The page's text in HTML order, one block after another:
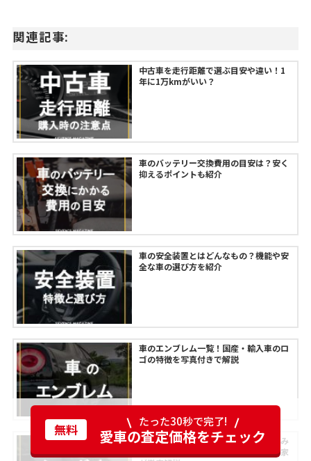
関連記事:
中古車を走行距離で選ぶ目安や違い！1
年に1万kmがいい？
車のバッテリー交換費用の目安は？安く
抑えるポイントも紹介
車の安全装置とはどんなもの？機能や安
全な車の選び方を紹介
車のエンブレム一覧！国産・輸入車のロ
ゴの特徴を写真付きで解説
軽自動車はターボ車にするべき？仕組み
とおすすめの理由・デメリットを専門家
無料 たった30秒で完了!
愛車の査定価格をチェック